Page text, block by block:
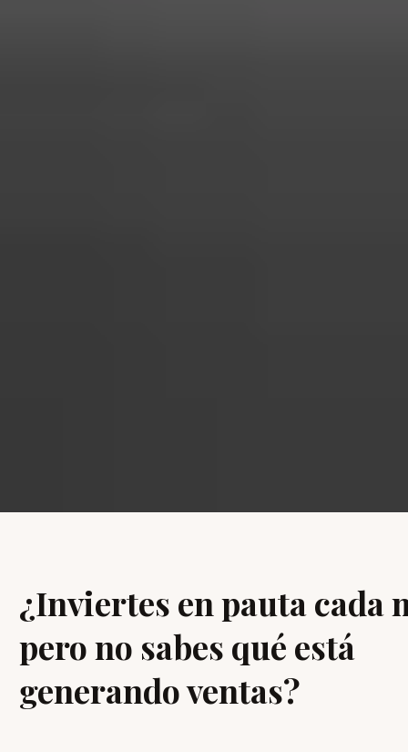
¿Inviertes en pauta cada
pero no sabes qué está
generando ventas?